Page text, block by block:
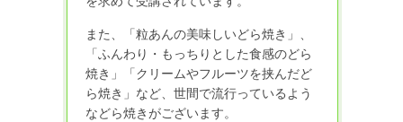
また、「粒あんの美味しいどら焼き」、
「ふんわり・もっちりとした食感のどら
焼き」「クリームやフルーツを挟んだど
ら焼き」など、世間で流行っているよう
などら焼きがございます。